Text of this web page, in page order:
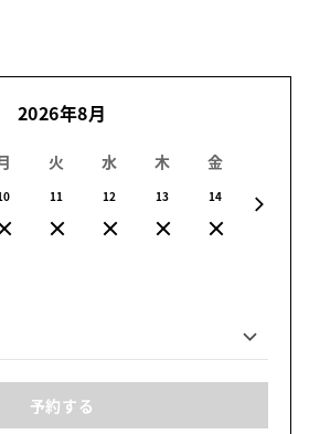
2026年8月
火
11
水
12
木
13
金
14
予約する